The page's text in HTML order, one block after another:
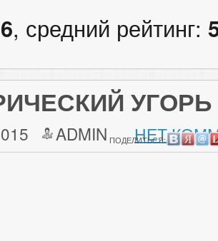
6, средний рейтинг:
УГОРЬ
ADMIN НЕТ
ПОДЕЛИТЬСЯ: